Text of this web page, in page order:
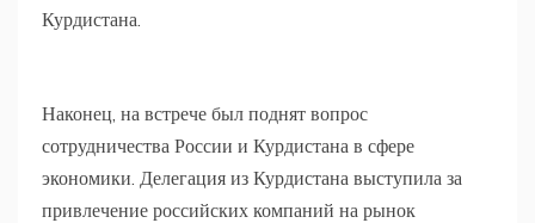
Курдистана.
Наконец, на встрече был поднят вопрос
сотрудничества России и Курдистана в сфере
экономики. Делегация из Курдистана выступила за
привлечение российских компаний на рынок